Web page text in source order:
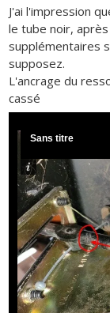
J'ai l'impression
le tube noir,
supplémentaires
supposez.
L'ancrage du
cassé
Sans titre